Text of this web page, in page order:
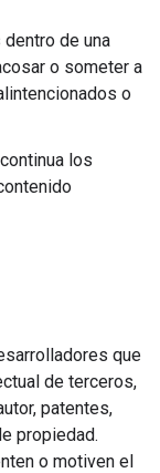
de una
o someter a
o
los
que
de terceros,
patentes,
propiedad.
o motiven el